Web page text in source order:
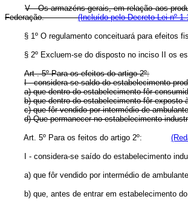
V - Os armazéns gerais, em relação aos
Federação.(Incluído pelo Decreto-Lei nº
§ 1º O regulamento conceituará para efeitos
§ 2º Excluem-se do disposto no inciso II
Art . 5º Para os efeitos do artigo 2º:
I - considera-se saldo do estabelecimento
a) que dentro do estabelecimento fôr
b) que dentro do estabelecimento fôr
c) que fôr vendido por intermédio de
d) Que permanecer no estabelecimento
Art. 5º Para os feitos do artigo 2º:
I - considera-se saído do
a) que fôr vendido por intermédio de
b) que, antes de entrar em